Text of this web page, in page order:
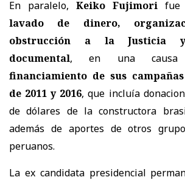
En paralelo, Keiko Fujimori fue
lavado de dinero,
obstrucción a la Justicia
documental, en una causa
financiamiento de sus
de 2011 y 2016, que incluía
de dólares de la constructora
además de aportes de otros
peruanos.
La ex candidata presidencial